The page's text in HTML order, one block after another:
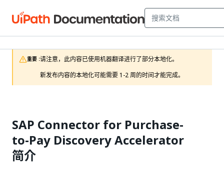
重要 :请注意，此内容已使用机器翻译进行了部分本地化。
新发布内容的本地化可能需要 1-2 周的时间才能完成。
SAP Connector for Purchase-
to-Pay Discovery Accelerator
简介